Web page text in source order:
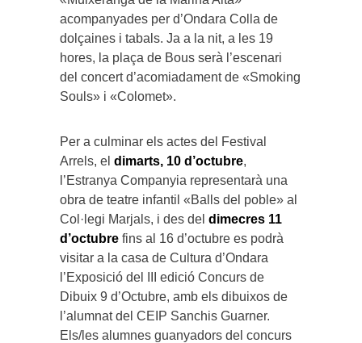
acompanyades per d’Ondara Colla de
dolçaines i tabals. Ja a la nit, a les 19
hores, la plaça de Bous serà l’escenari
del concert d’acomiadament de «Smoking
Souls» i «Colomet».
Per a culminar els actes del Festival
Arrels, el dimarts, 10 d’octubre,
l’Estranya Companyia representarà una
obra de teatre infantil «Balls del poble» al
Col·legi Marjals, i des del dimecres 11
d’octubre fins al 16 d’octubre es podrà
visitar a la casa de Cultura d’Ondara
l’Exposició del III edició Concurs de
Dibuix 9 d’Octubre, amb els dibuixos de
l’alumnat del CEIP Sanchis Guarner.
Els/les alumnes guanyadors del concurs